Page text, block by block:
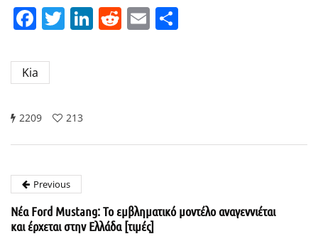
Facebook
Twitter
LinkedIn
Reddit
Email
Kia
2209 213
Previous
Νέα Ford Mustang: To εμβληματικό μοντέλο αναγεννιέται
και έρχεται στην Ελλάδα [τιμές]